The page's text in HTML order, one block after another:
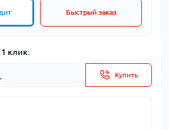
Быстрый заказ
1 клик:
Купить